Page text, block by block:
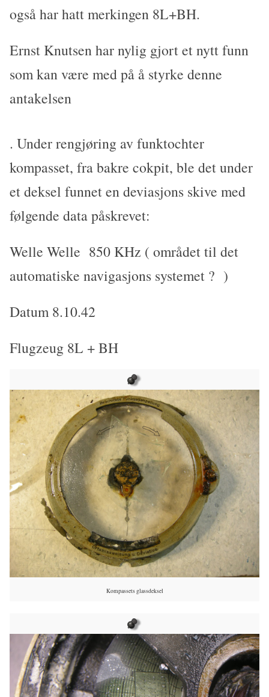
også har hatt merkingen 8L+BH.
Ernst Knutsen har nylig gjort et nytt funn
som kan være med på å styrke denne
antakelsen
. Under rengjøring av funktochter
kompasset, fra bakre cokpit, ble det under
et deksel funnet en deviasjons skive med
følgende data påskrevet:
Welle Welle 850 KHz ( området til det
automatiske navigasjons systemet ? )
Datum 8.10.42
Flugzeug 8L + BH
Kompassets glassdeksel